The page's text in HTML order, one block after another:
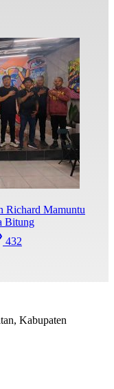
Richard Mamuntu
Bitung
432
Kabupaten